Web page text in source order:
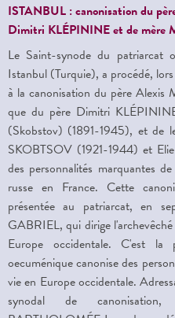
ISTANBUL : canonisation du
Dimitri KLÉPININE et de mère
Le Saint-synode du patriarcat
Istanbul (Turquie), a procédé,
à la canonisation du père
que du père Dimitri
(Skobstov) (1891-1945), et de
SKOBTSOV (1921-1944) et
des personnalités marquantes
russe en France. Cette
présentée au patriarcat, en
GABRIEL, qui dirige
Europe occidentale. C'est
oecuménique canonise des
vie en Europe occidentale.
synodal de